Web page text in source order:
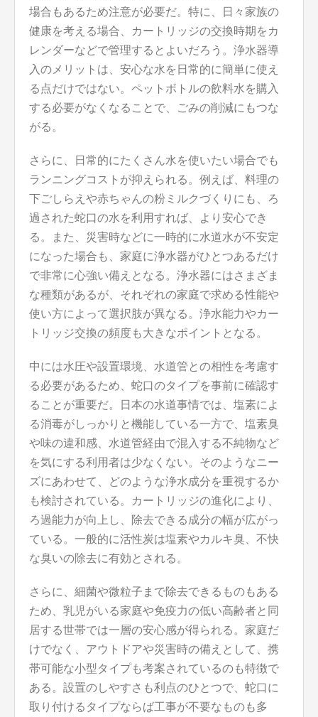
場合もあるため注意が必要だ。特に、日々家族の
健康を考える場合、カートリッジの交換時期をカ
レンダーなどで管理するとよいだろう。浄水器導
入のメリットは、安心な水を日常的に簡単に使え
る点だけではない。ペットボトルの飲料水を購入
する必要がなくなることで、ごみの削減にもつな
がる。
さらに、日常的にたくさん水を使いたい場合でも
ランニングコストが抑えられる。例えば、料理の
下ごしらえや赤ちゃんの粉ミルクづくりにも、ろ
過された蛇口の水を利用すれば、より安心でき
る。また、災害時などに一時的に水道水が不安定
になった場合も、家庭に浄水器がひとつあるだけ
で非常に心強い備えとなる。浄水器にはさまざま
な種類があるが、それぞれの家庭で求める性能や
使い方によって選択肢が異なる。浄水能力やカー
トリッジ交換の頻度も大きなポイントとなる。
中には水圧や設置環境、水道管との相性を考慮す
る必要があるため、蛇口のタイプを事前に確認す
ることが重要だ。日本の水道事情では、塩素によ
る消毒がしっかりと機能している一方で、塩素臭
や味の違和感、水道管経由で混入する不純物など
を気にする利用者は少なくない。そのようなニー
ズにあわせて、どのような浄水成分を重視するか
も検討されている。カートリッジの進化により、
ろ過能力が向上し、除去できる成分の幅が広がっ
ている。一般的に活性炭は塩素やカルキ臭、不快
な臭いの除去に有効とされる。
さらに、細菌や微粒子まで除去できるものもある
ため、乳児がいる家庭や免疫力の低い高齢者と同
居する世帯では一層の安心感が得られる。家庭だ
けでなく、アウトドアや災害時の備えとして、携
帯可能な小型タイプも考案されているのも特徴で
ある。設置のしやすさも利点のひとつで、蛇口に
取り付けるタイプならば工事が不要なものも多